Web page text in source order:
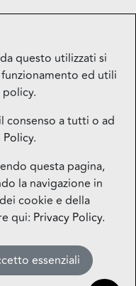
fino a tarda sera
questo utilizzati si
ed utili
consenso a tutti o ad
.
questa pagina,
la navigazione in
cookie e della
qui: Privacy Policy.
essenziali